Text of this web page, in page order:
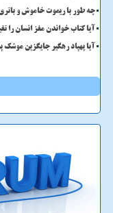
چه طور با ریموت خاموش و
آیا کتاب خواندن مغز انسان را
آیا پهپاد رهگیر جایگزین موشک